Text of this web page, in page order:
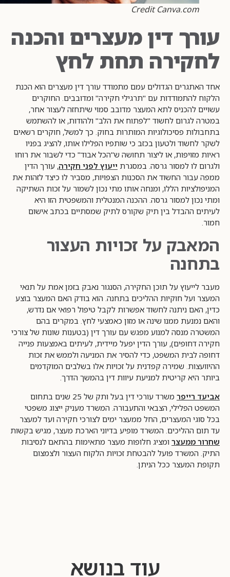
Credit Canva.com
עורך דין מעצרים והכנה
לחקירה תחת לחץ
אחד האתגרים הגדולים עמם מתמודד עורך דין מעצרים הוא הכנת
הלקוח להתמודדות עם "תרגילי חקירה" ומדובבים. החוקרים
עשויים להכניס לתא המעצר מדובב סמוי שיתחזה לעצור אחר,
במטרה לגרום לחשוד "לפתוח את הלב" ולהודות, או להשתמש
בתחבולות פסיכולוגיות המותרות בחוק. כך למשל, חוקרים רשאים
לשקר לחשוד ולטעון בכזב כי שותפיו הפלילו אותו, להציג בפניו
ראיות מזויפות, או ליצור תחושה ש"הכל אבוד" כדי לשבור את רוחו
ולגרום לו למסור גרסה. במסגרתייעוץ לפני חקירה, עורך הדין
ממפה עבור החשוד את הסכנות הצפויות, מסביר לו כיצד לזהות את
המניפולציות הללו, ומנחה אותו מתי נכון לשמור על זכות השתיקה
ומתי נכון למסור גרסה. ההכנה המנטלית והמשפטית הזו היא
לעיתים ההבדל בין תיק שקורס לתיק שמסתיים בכתב אישום
חמור.
המאבק על זכויות העצור
בתחנה
מעבר לייעוץ על תוכן החקירה, הסנגור נאבק בזמן אמת על תנאי
המעצר ועל חוקיות ההליכים בתחנה. הוא בודק האם המעצר בוצע
כדין, האם ניתנה לחשוד אפשרות לקבל טיפול רפואי אם נדרש,
והאם נמנעת ממנו שינה או מזון כאמצעי לחץ. במקרים בהם
המשטרה מנסה למנוע מפגש עם עורך דין (בטענות שונות של צורכי
חקירה דחופים), עורך הדין יפעל מיידית, לעיתים באמצעות פנייה
דחופה לבית המשפט, כדי להסיר את המניעה ולממש את זכות
ההיוועצות. שמירה קפדנית על זכויות אלו בשלבים המוקדמים
ביותר היא קריטית למניעת עיוות דין בהמשך הדרך.
אביעד רייפר
משרד עורכי דין בעל ותק של 25 שנים בתחום
המשפט הפלילי, הצבאי והתעבורה. המשרד מעניק ייצוג משפטי
בכל סוגי המעצרים, החל ממעצר ימים לצורכי חקירה ועד למעצר
עד תום ההליכים. המשרד מופיע בדיוני הארכת מעצר, מגיש בקשות
שחרור ממעצרומציג חלופות מעצר מתאימות בהתאם לנסיבות
התיק. המשרד פועל להבטחת זכויות הלקוח העצור ולצמצום
תקופת המעצר ככל הניתן.
עוד בנושא